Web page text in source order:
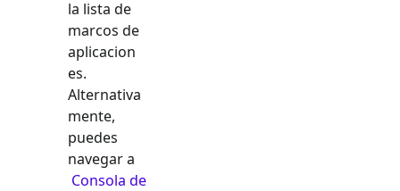
la lista de
marcos de
aplicacion
es.
Alternativa
mente,
puedes
navegar a
Consola de